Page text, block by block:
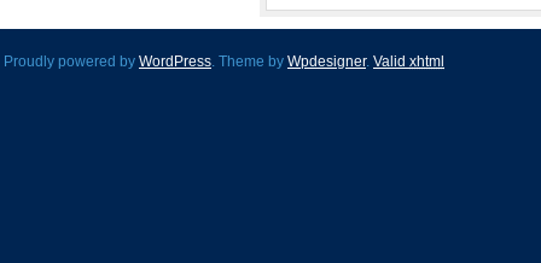
Proudly powered by WordPress. Theme by Wpdesigner. Valid xhtml